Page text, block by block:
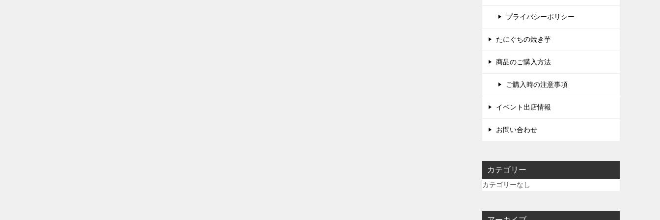
プライバシーポリシー
たにぐちの焼き芋
商品のご購入方法
ご購入時の注意事項
イベント出店情報
お問い合わせ
カテゴリー
カテゴリーなし